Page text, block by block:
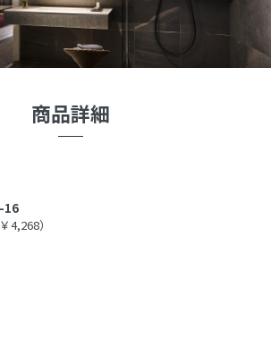
商品詳細
16
4,268）